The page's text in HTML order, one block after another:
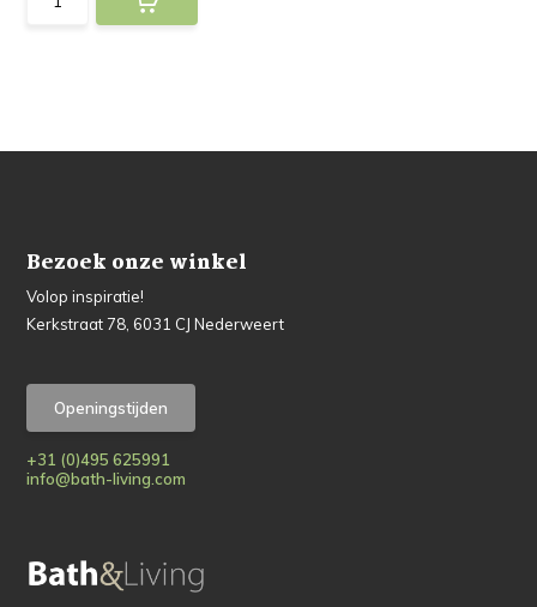
Bezoek onze winkel
Volop inspiratie!
Kerkstraat 78, 6031 CJ Nederweert
Openingstijden
+31 (0)495 625991
info@bath-living.com